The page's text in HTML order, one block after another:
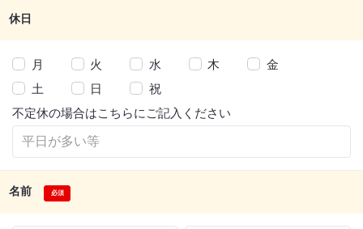
休日
月 火 水 木
金
土
日
祝
不定休の場合はこちらにご記入ください
名前